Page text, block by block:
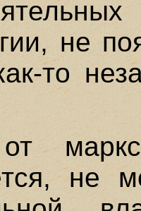
не
то
не